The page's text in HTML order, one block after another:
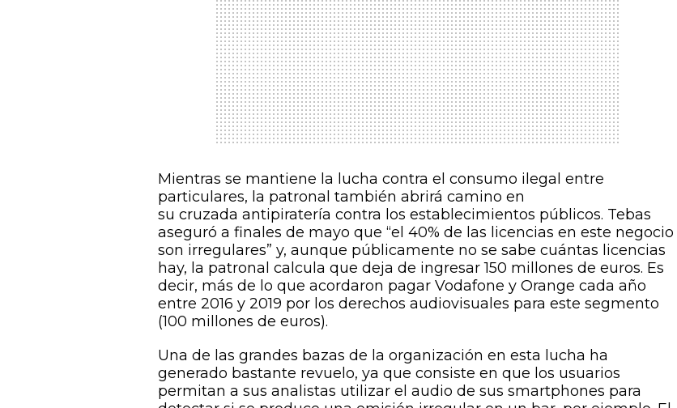
Mientras se mantiene la lucha contra el consumo ilegal entre
particulares, la patronal también abrirá camino en
su cruzada antipiratería contra los establecimientos públicos. Tebas
aseguró a finales de mayo que “el 40% de las licencias en este negocio
son irregulares” y, aunque públicamente no se sabe cuántas licencias
hay, la patronal calcula que deja de ingresar 150 millones de euros. Es
decir, más de lo que acordaron pagar Vodafone y Orange cada año
entre 2016 y 2019 por los derechos audiovisuales para este segmento
(100 millones de euros).
Una de las grandes bazas de la organización en esta lucha ha
generado bastante revuelo, ya que consiste en que los usuarios
permitan a sus analistas utilizar el audio de sus smartphones para